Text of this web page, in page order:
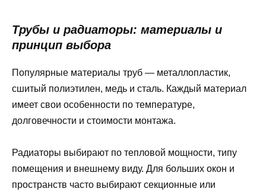
Трубы и радиаторы: материалы и
принцип выбора
Популярные материалы труб — металлопластик,
сшитый полиэтилен, медь и сталь. Каждый материал
имеет свои особенности по температуре,
долговечности и стоимости монтажа.
Радиаторы выбирают по тепловой мощности, типу
помещения и внешнему виду. Для больших окон и
пространств часто выбирают секционные или